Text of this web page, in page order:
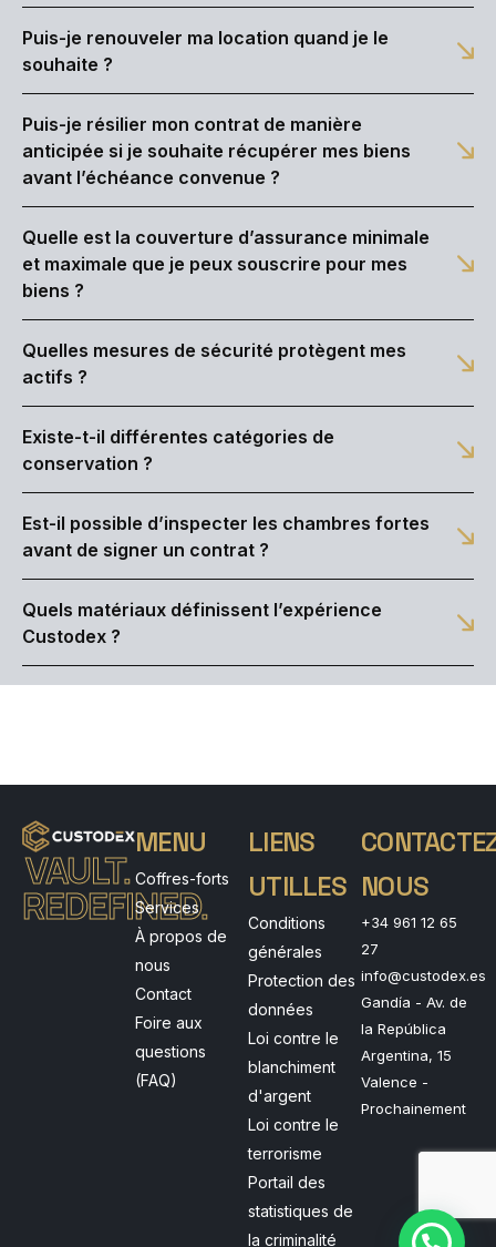
Puis-je renouveler ma location quand je le
souhaite ?
Puis-je résilier mon contrat de manière
anticipée si je souhaite récupérer mes biens
avant l’échéance convenue ?
Quelle est la couverture d’assurance minimale
et maximale que je peux souscrire pour mes
biens ?
Quelles mesures de sécurité protègent mes
actifs ?
Existe-t-il différentes catégories de
conservation ?
Est-il possible d’inspecter les chambres fortes
avant de signer un contrat ?
Quels matériaux définissent l’expérience
Custodex ?
VAULT.
REDEFINED.
MENU
Coffres-forts
Services
À propos de
nous
Contact
Foire aux
questions
(FAQ)
LIENS
UTILLES
Conditions
générales
Protection des
données
Loi contre le
blanchiment
d'argent
Loi contre le
terrorisme
Portail des
statistiques de
la criminalité
NOUS
+34 961 12 65
27
info@custodex.es
Gandía - Av. de
la República
Argentina, 15
Valence -
Prochainement